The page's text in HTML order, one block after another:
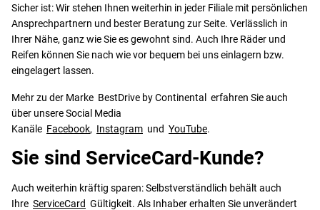
Sicher ist: Wir stehen Ihnen weiterhin in jeder Filiale mit persönlichen
Ansprechpartnern und bester Beratung zur Seite. Verlässlich in
Ihrer Nähe, ganz wie Sie es gewohnt sind. Auch Ihre Räder und
Reifen können Sie nach wie vor bequem bei uns einlagern bzw.
eingelagert lassen.
Mehr zu der Marke BestDrive by Continental erfahren Sie auch
über unsere Social Media
Kanäle Facebook, Instagram und YouTube.
Sie sind ServiceCard-Kunde?
Auch weiterhin kräftig sparen: Selbstverständlich behält auch
Ihre ServiceCard Gültigkeit. Als Inhaber erhalten Sie unverändert